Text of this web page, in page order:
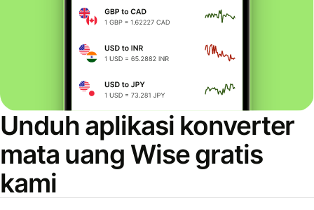
Unduh aplikasi konverter
mata uang Wise gratis
kami